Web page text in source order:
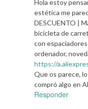
Hola estoy
estética me
DESCUENTO |
bicicleta de
con
ordenador,
https://
Que os parece,
compró algo en
Responder